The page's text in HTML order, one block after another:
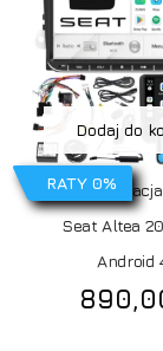
RATY 0%
Dodaj do
Radio
Seat Altea
Android